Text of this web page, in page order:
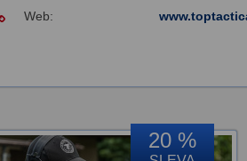
Web:
20 %